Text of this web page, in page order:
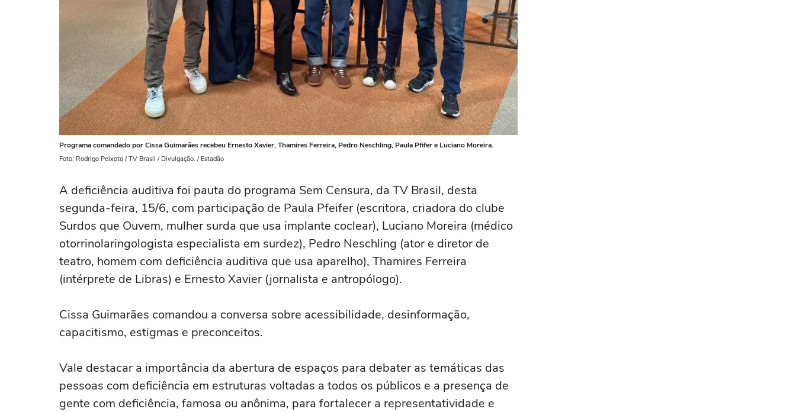
Programa comandado por Cissa Guimarães recebeu Ernesto Xavier, Thamires Ferreira, Pedro Neschling, Paula Pfifer e Luciano Moreira.
Foto: Rodrigo Peixoto / TV Brasil / Divulgação. / Estadão
A deficiência auditiva foi pauta do programa Sem Censura, da TV Brasil, desta
segunda-feira, 15/6, com participação de Paula Pfeifer (escritora, criadora do clube
Surdos que Ouvem, mulher surda que usa implante coclear), Luciano Moreira (médico
otorrinolaringologista especialista em surdez), Pedro Neschling (ator e diretor de
teatro, homem com deficiência auditiva que usa aparelho), Thamires Ferreira
(intérprete de Libras) e Ernesto Xavier (jornalista e antropólogo).
Cissa Guimarães comandou a conversa sobre acessibilidade, desinformação,
capacitismo, estigmas e preconceitos.
Vale destacar a importância da abertura de espaços para debater as temáticas das
pessoas com deficiência em estruturas voltadas a todos os públicos e a presença de
gente com deficiência, famosa ou anônima, para fortalecer a representatividade e